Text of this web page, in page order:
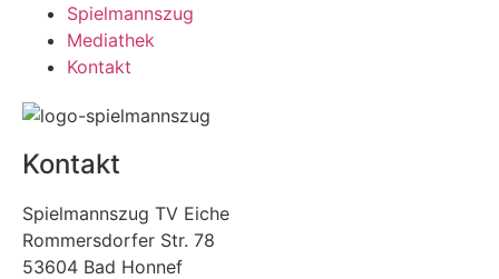
Spielmannszug
Mediathek
Kontakt
Kontakt
Spielmannszug TV Eiche
Rommersdorfer Str. 78
53604 Bad Honnef